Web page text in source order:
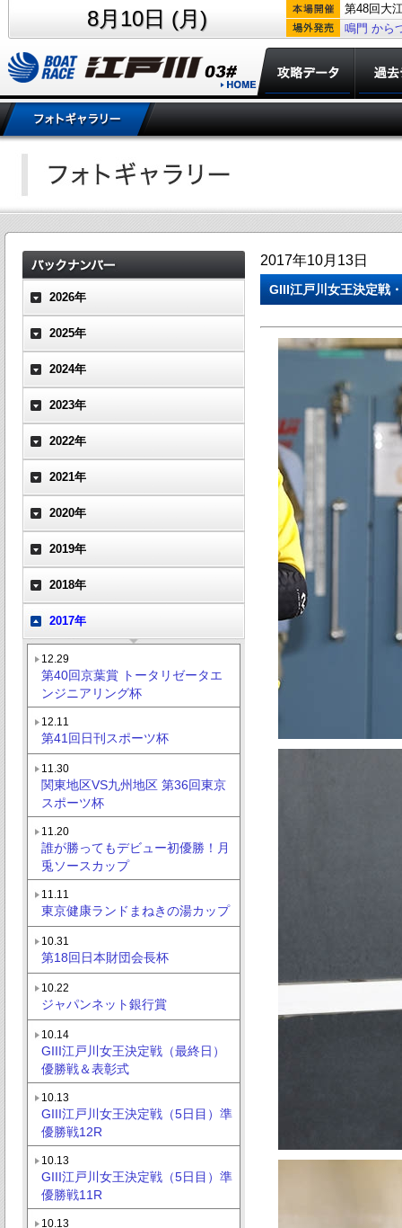
8月10日 (月)
第48回大
鳴門 から
2026年
2025年
2024年
2023年
2022年
2021年
2020年
2019年
2018年
2017年
12.29
第40回京葉賞 トータリゼータエ
ンジニアリング杯
12.11
第41回日刊スポーツ杯
11.30
関東地区VS九州地区 第36回東京
スポーツ杯
11.20
誰が勝ってもデビュー初優勝！月
兎ソースカップ
11.11
東京健康ランドまねきの湯カップ
10.31
第18回日本財団会長杯
10.22
ジャパンネット銀行賞
10.14
GIII江戸川女王決定戦（最終日）
優勝戦＆表彰式
10.13
GIII江戸川女王決定戦（5日目）準
優勝戦12R
10.13
GIII江戸川女王決定戦（5日目）準
優勝戦11R
10.13
2017年10月13日
GIII江戸川女王決定戦